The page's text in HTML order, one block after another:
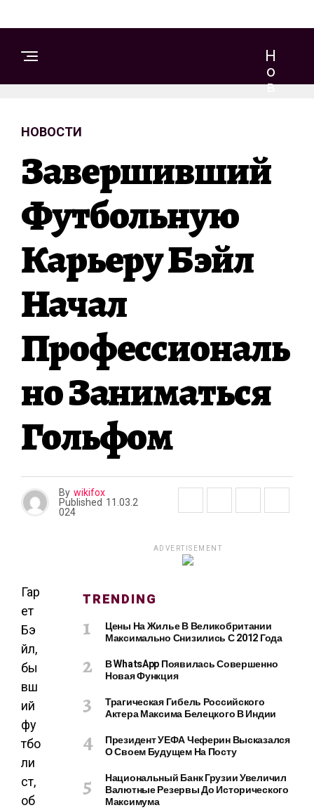
Н
О
В
НОВОСТИ
Завершивший
Футбольную
Карьеру Бэйл
Начал
Профессиональ
Но Заниматься
Гольфом
By wikifox
Published 11.03.2
024
Гар
ет
Бэ
йл,
бы
вш
ий
фу
тбо
ли
ст,
об
ADVERTISEMENT
TRENDING
Цены На Жилье В Великобритании
Максимально Снизились С 2012 Года
В WhatsApp Появилась Совершенно
Новая Функция
Трагическая Гибель Российского
Актера Максима Белецкого В Индии
Президент УЕФА Чеферин Высказался
О Своем Будущем На Посту
Национальный Банк Грузии Увеличил
Валютные Резервы До Исторического
Максимума